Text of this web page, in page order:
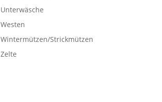
Unterwäsche
Westen
Wintermützen/Strickmützen
Zelte